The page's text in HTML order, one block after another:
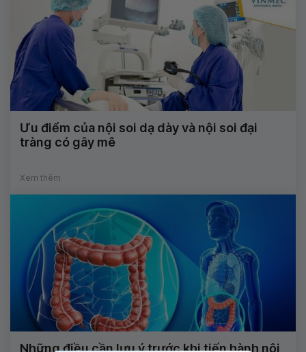
Ưu điểm của nội soi dạ dày và nội soi đại
tràng có gây mê
Xem thêm
Những điều cần lưu ý trước khi tiến hành nội